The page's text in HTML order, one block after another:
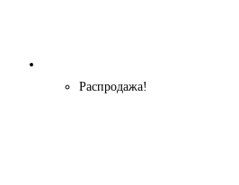
Распродажа!